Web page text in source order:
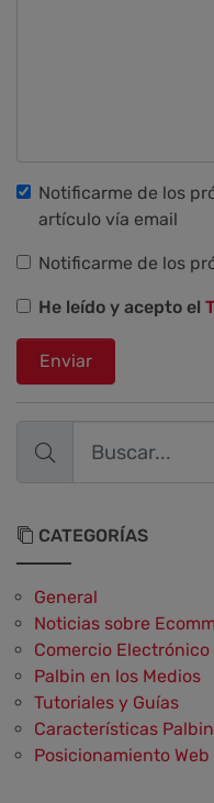
Notificarme de los
artículo vía email
Notificarme de los
He leído y acepto el
Enviar
CATEGORÍAS
General
Noticias sobre
Comercio Electrónico
Palbin en los Medios
Tutoriales y Guías
Características Palbin
Posicionamiento Web